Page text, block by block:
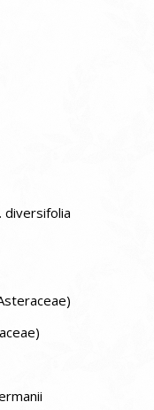
diversifolia